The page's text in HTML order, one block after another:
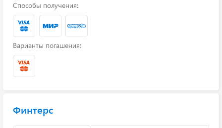
Способы получения:
Варианты погашения:
Финтерс